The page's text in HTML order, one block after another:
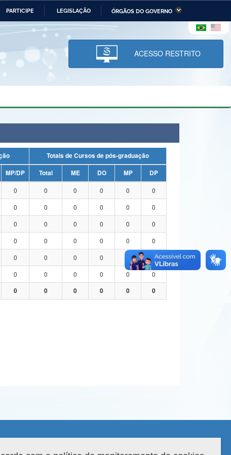
PARTICIPE LEGISLAÇÃO ÓRGÃOS DO GOVERNO
da Economia Ministério da Infraestrutura
Ministério da Ciência,
Tecnologia, Inovações e
Comunicações
Direitos Humanos
ACESSO RESTRITO
Totais de Cursos de pós-graduação
MP/DP Total ME DO MP
DP
0 0 0 0 0
0
0 0 0 0 0
0
0 0 0 0 0
0
0 0 0 0 0
0
0 0 0 0
0
0 0 0 0 0
0
0 0 0 0 0 0